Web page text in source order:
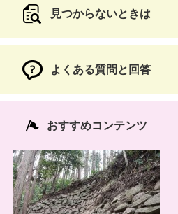
見つからないときは
よくある質問と回答
おすすめコンテンツ